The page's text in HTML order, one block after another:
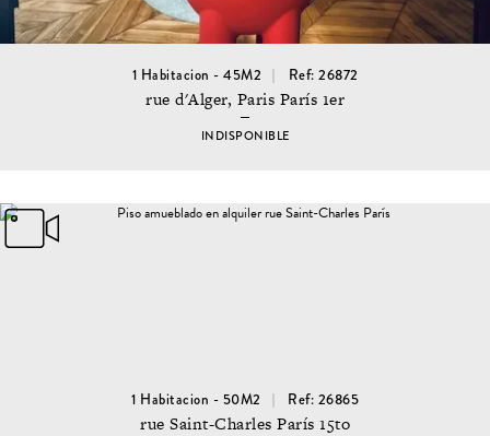
1 Habitacion - 45M2 Ref: 26872
rue d'Alger, Paris París 1er
INDISPONIBLE
1 Habitacion - 50M2 Ref: 26865
rue Saint-Charles París 15to